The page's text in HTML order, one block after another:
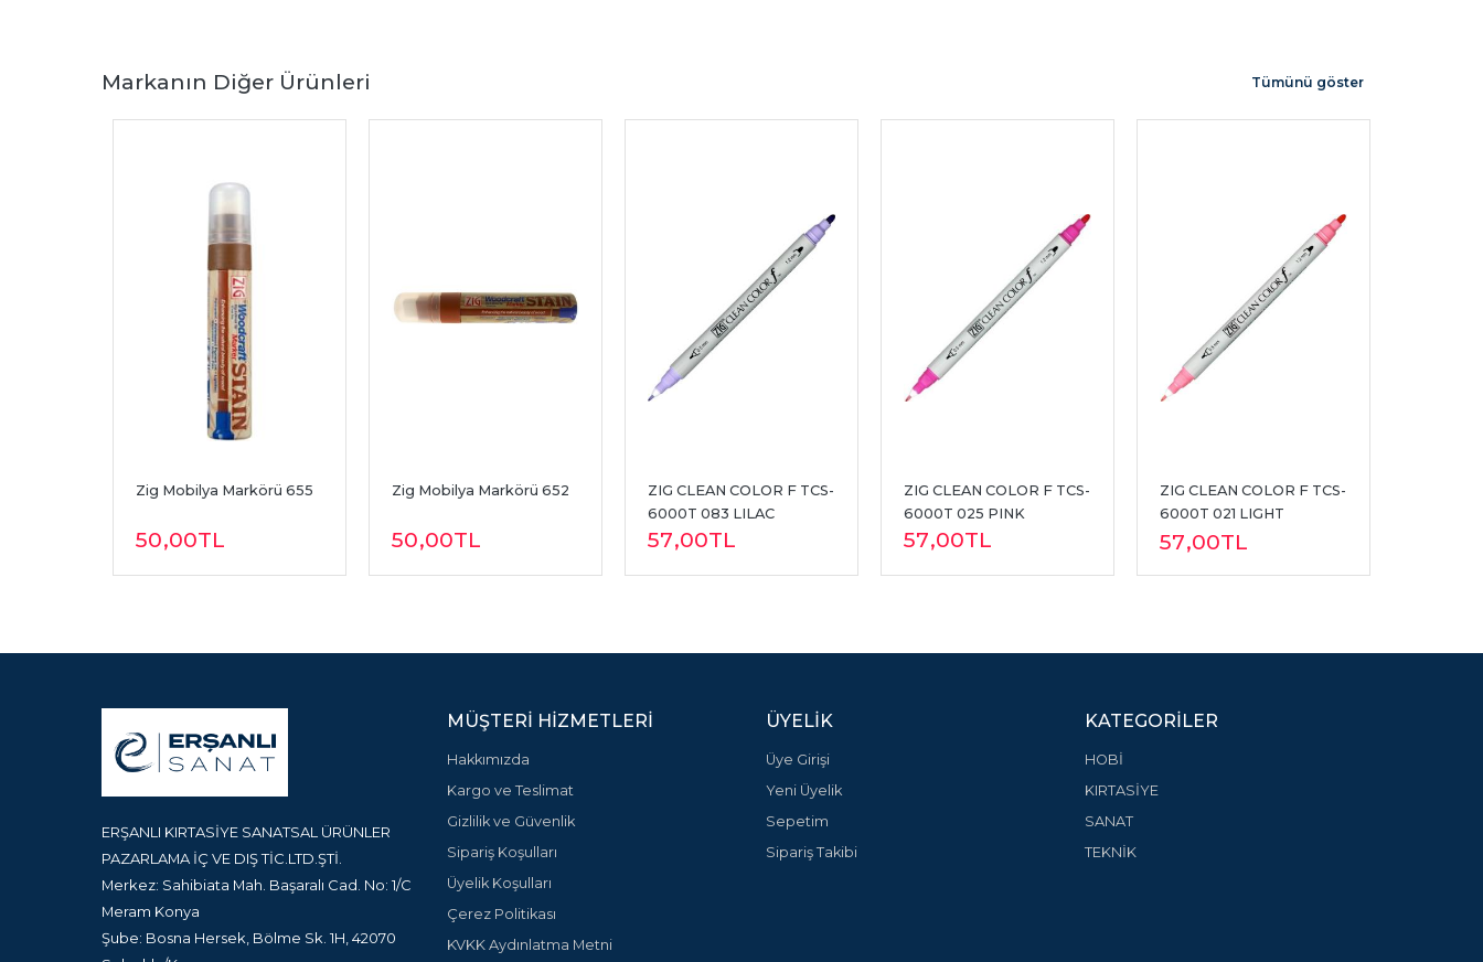
Markanın Diğer Ürünleri
Zig Mobilya Markörü 655
50,00TL
Zig Mobilya Markörü 652
50,00TL
ZIG CLEAN COLOR F TCS-
6000T 083 LILAC
57,00TL
ZIG CLEAN COLOR F TCS-
6000T 025 PINK
57,00TL
ZIG CLEAN COLOR F TCS-
6000T 021 LIGHT
CARMINE
57,00TL
Tümünü göster
ERŞANLI KIRTASİYE SANATSAL ÜRÜNLER
PAZARLAMA İÇ VE DIŞ TİC.LTD.ŞTİ.
Merkez: Sahibiata Mah. Başaralı Cad. No: 1/C
Meram Konya
Şube: Bosna Hersek, Bölme Sk. 1H, 42070
MÜŞTERI HIZMETLERI
Hakkımızda
Kargo ve Teslimat
Gizlilik ve Güvenlik
Sipariş Koşulları
Üyelik Koşulları
Çerez Politikası
KVKK Aydınlatma Metni
ÜYELIK
Üye Girişi
Yeni Üyelik
Sepetim
Sipariş Takibi
KATEGORILER
HOBİ
KIRTASİYE
SANAT
TEKNİK